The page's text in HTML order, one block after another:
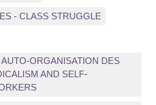
- CLASS STRUGGLE
ORGANISATION DES
AND SELF-